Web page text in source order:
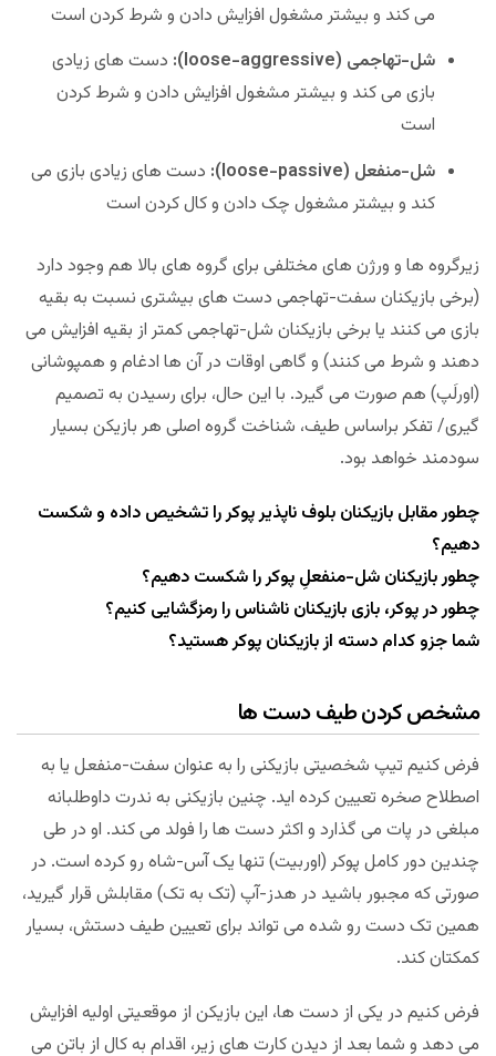
می کند و بیشتر مشغول افزایش دادن و شرط کردن است
شل-تهاجمی (loose-aggressive):
دست های زیادی
بازی می کند و بیشتر مشغول افزایش دادن و شرط کردن
است
شل-منفعل (loose-passive):
دست های زیادی بازی می
کند و بیشتر مشغول چک دادن و کال کردن است
زیرگروه ها و ورژن های مختلفی برای گروه های بالا هم وجود دارد
(برخی بازیکنان سفت-تهاجمی دست های بیشتری نسبت به بقیه
بازی می کنند یا برخی بازیکنان شل-تهاجمی کمتر از بقیه افزایش می
دهند و شرط می کنند) و گاهی اوقات در آن ها ادغام و همپوشانی
(اورلَپ) هم صورت می گیرد. با این حال، برای رسیدن به تصمیم
گیری/ تفکر براساس طیف، شناخت گروه اصلی هر بازیکن بسیار
سودمند خواهد بود.
چطور مقابل بازیکنان بلوف ناپذیر پوکر را تشخیص داده و شکست
دهیم؟
چطور بازیکنان شل-منفعلِ پوکر را شکست دهیم؟
چطور در پوکر، بازی بازیکنان ناشناس را رمزگشایی کنیم؟
شما جزو کدام دسته از بازیکنان پوکر هستید؟
مشخص کردن طیف دست ها
فرض کنیم تیپ شخصیتی بازیکنی را به عنوان سفت-منفعل یا به
اصطلاح صخره تعیین کرده اید. چنین بازیکنی به ندرت داوطلبانه
مبلغی در پات می گذارد و اکثر دست ها را فولد می کند. او در طی
چندین دور کامل پوکر (اوربیت) تنها یک آس-شاه رو کرده است. در
صورتی که مجبور باشید در هدز-آپ (تک به تک) مقابلش قرار گیرید،
همین تک دست رو شده می تواند برای تعیین طیف دستش، بسیار
کمکتان کند.
فرض کنیم در یکی از دست ها، این بازیکن از موقعیتی اولیه افزایش
می دهد و شما بعد از دیدن کارت های زیر، اقدام به کال از باتن می